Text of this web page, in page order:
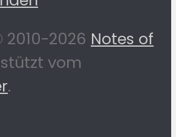
2026 Notes of
vom
.